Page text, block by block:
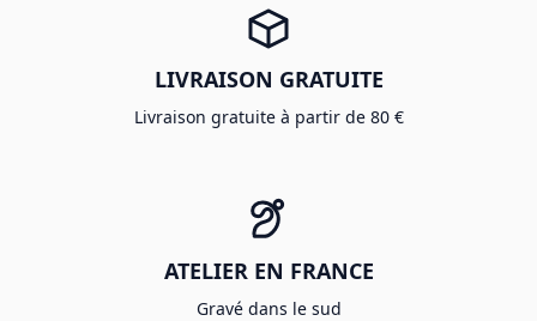
LIVRAISON GRATUITE
Livraison gratuite à partir de 80 €
ATELIER EN FRANCE
Gravé dans le sud